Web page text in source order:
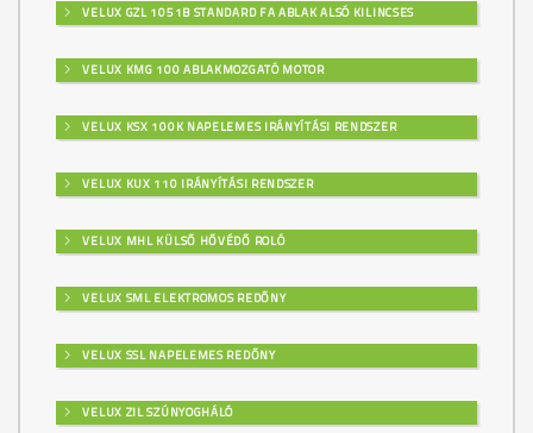
VELUX GZL 1051B STANDARD FA ABLAK ALSÓ KILINCSES
VELUX KMG 100 ABLAKMOZGATÓ MOTOR
VELUX KSX 100K NAPELEMES IRÁNYÍTÁSI RENDSZER
VELUX KUX 110 IRÁNYÍTÁSI RENDSZER
VELUX MHL KÜLSŐ HŐVÉDŐ ROLÓ
VELUX SML ELEKTROMOS REDŐNY
VELUX SSL NAPELEMES REDŐNY
VELUX ZIL SZÚNYOGHÁLÓ